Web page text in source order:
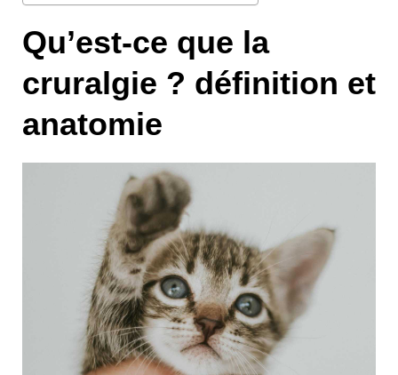
Qu’est-ce que la
cruralgie ? définition et
anatomie